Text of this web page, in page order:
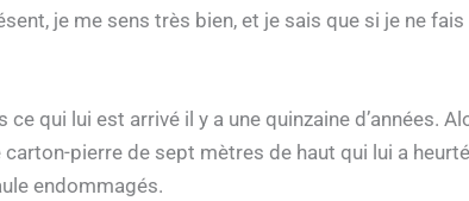
je me sens très bien, et je sais que si je ne
qui lui est arrivé il y a une quinzaine d’années.
pierre de sept mètres de haut qui lui a
endommagés.